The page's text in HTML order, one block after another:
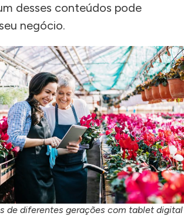
desses conteúdos pode
negócio.
de diferentes gerações com tablet digital